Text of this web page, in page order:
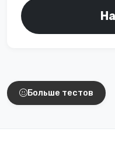
Интересные
Больше тестов